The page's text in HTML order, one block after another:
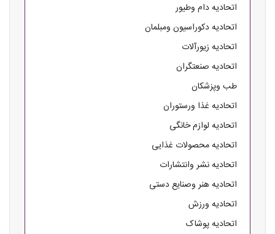
اتحادیه دام وطیور
اتحادیه دکوراسیون ومبلمان
اتحادیه زیورآلات
اتحادیه صنعتگران
طب وپزشکان
اتحادیه غذا ورستوران
اتحادیه لوازم خانگی
اتحادیه محصولات غذایی
اتحادیه نشر وانتشارات
اتحادیه هنر وصنایع دستی
اتحادیه ورزش
اتحادیه پوشاک